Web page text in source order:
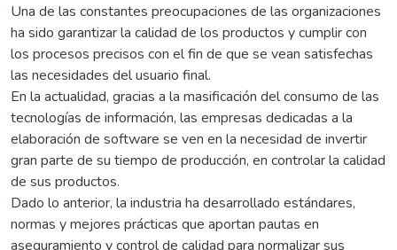
Una de las constantes preocupaciones de las organizaciones
ha sido garantizar la calidad de los productos y cumplir con
los procesos precisos con el fin de que se vean satisfechas
las necesidades del usuario final.
En la actualidad, gracias a la masificación del consumo de las
tecnologías de información, las empresas dedicadas a la
elaboración de software se ven en la necesidad de invertir
gran parte de su tiempo de producción, en controlar la calidad
de sus productos.
Dado lo anterior, la industria ha desarrollado estándares,
normas y mejores prácticas que aportan pautas en
aseguramiento y control de calidad para normalizar sus